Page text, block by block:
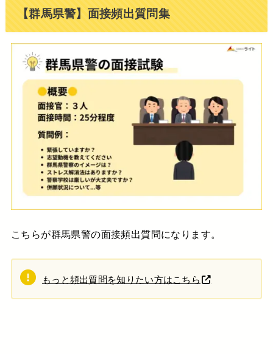
【群馬県警】面接頻出質問集
こちらが群馬県警の面接頻出質問になります。
もっと頻出質問を知りたい方はこちら